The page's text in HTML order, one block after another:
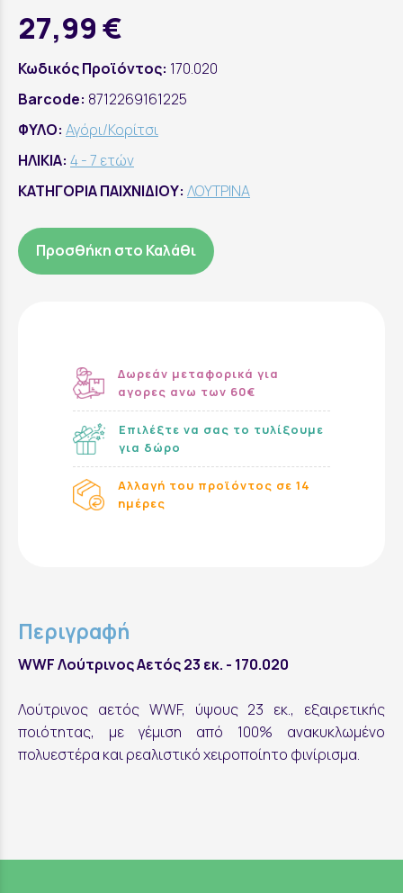
27,99 €
Κωδικός Προϊόντος: 170.020
Barcode: 8712269161225
ΦΥΛΟ: Αγόρι/Κορίτσι
ΗΛΙΚΙΑ: 4 - 7 ετών
ΚΑΤΗΓΟΡΙΑ ΠΑΙΧΝΙΔΙΟΥ: ΛΟΥΤΡΙΝΑ
Προσθήκη στο Καλάθι
Δωρεάν μεταφορικά για
αγορες ανω των 60€
Επιλέξτε να σας το τυλίξουμε
για δώρο
Αλλαγή του προϊόντος σε 14
ημέρες
Περιγραφή
WWF Λούτρινος Αετός 23 εκ. - 170.020
Λούτρινος αετός WWF, ύψους 23 εκ., εξαιρετικής
ποιότητας, με γέμιση από 100% ανακυκλωμένο
πολυεστέρα και ρεαλιστικό χειροποίητο φινίρισμα.